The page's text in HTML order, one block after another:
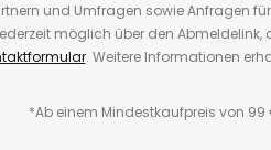
und Umfragen sowie Anfragen
möglich über den Abmeldelink,
. Weitere Informationen
*Ab einem Mindestkaufpreis von